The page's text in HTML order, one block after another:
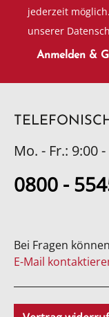
jederzeit
unserer
Anmelden &
Mo. - Fr.: 9:00
0800 -
Bei Fragen
E-Mail